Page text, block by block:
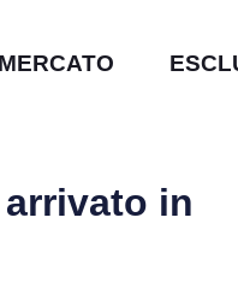
in